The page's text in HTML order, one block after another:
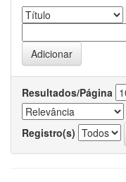
Resultados/Página
Registro(s)